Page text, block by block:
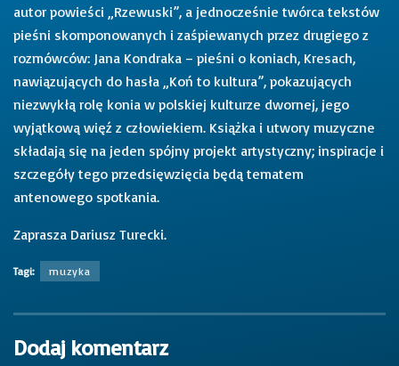
autor powieści „Rzewuski”, a jednocześnie twórca tekstów
pieśni skomponowanych i zaśpiewanych przez drugiego z
rozmówców: Jana Kondraka – pieśni o koniach, Kresach,
nawiązujących do hasła „Koń to kultura”, pokazujących
niezwykłą rolę konia w polskiej kulturze dwornej, jego
wyjątkową więź z człowiekiem. Książka i utwory muzyczne
składają się na jeden spójny projekt artystyczny; inspiracje i
szczegóły tego przedsięwzięcia będą tematem
antenowego spotkania.
Zaprasza Dariusz Turecki.
Tagi: muzyka
Dodaj komentarz